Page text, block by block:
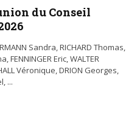
du Conseil
Sandra, RICHARD Thomas,
FENNINGER Eric, WALTER
Véronique, DRION Georges,
...